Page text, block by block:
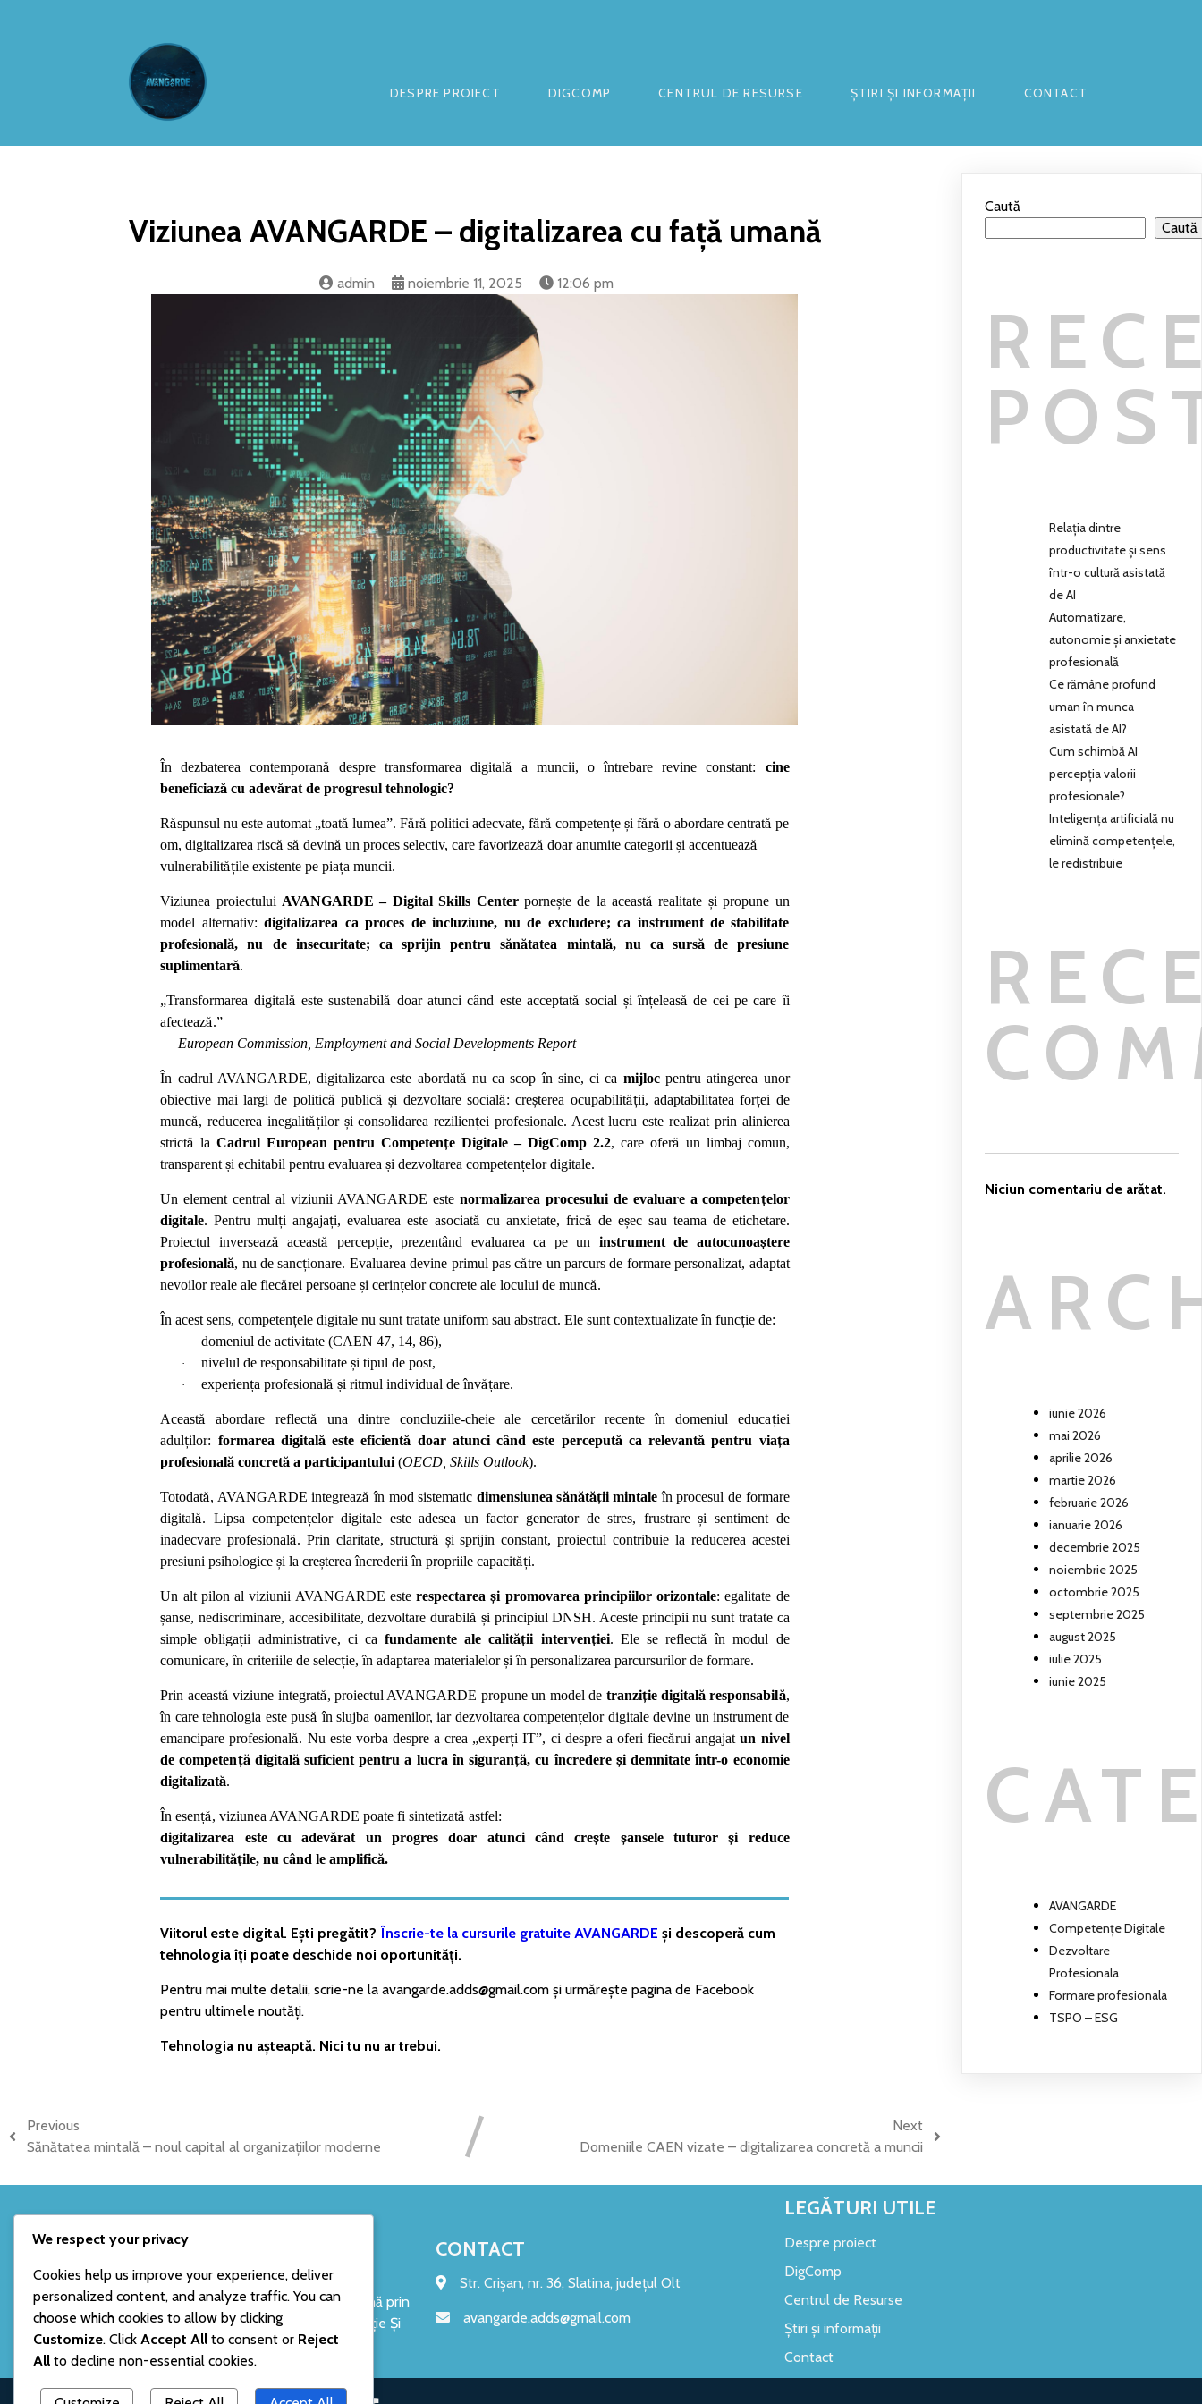
DESPRE PROIECT DIGCOMP CENTRUL DE RESURSE ȘTIRI ȘI INFORMAȚII CONTACT
Viziunea AVANGARDE – digitalizarea cu față umană
admin noiembrie 11, 2025 12:06 pm
În dezbaterea contemporană despre transformarea digitală a muncii, o întrebare revine constant:
cine
beneficiază cu adevărat de progresul tehnologic?
Răspunsul nu este automat „toată lumea”. Fără politici adecvate, fără competențeși fără o abordare centrată pe
om, digitalizarea riscă să devină un proces selectiv, care favorizează doar anumite categoriiși accentuează
vulnerabilitățile existente pe piața muncii.
Viziunea proiectului AVANGARDE – Digital Skills Center pornește de la această realitate și propune un
model alternativ: digitalizarea ca proces de incluziune, nu de excludere; ca instrument de stabilitate
profesională, nu de insecuritate; ca sprijin pentru sănătatea mintală, nu ca sursă de presiune
suplimentară.
„Transformarea digitală este sustenabilă doar atunci când este acceptată social și înțeleasă de cei pe care îi
afectează.”
— European Commission, Employment and Social Developments Report
În cadrul AVANGARDE, digitalizarea este abordată nu ca scop în sine, ci ca mijloc pentru atingerea unor
obiective mai largi de politică publică și dezvoltare socială: creșterea ocupabilității, adaptabilitatea forței de
muncă, reducerea inegalităților și consolidarea rezilienței profesionale. Acest lucru este realizat prin alinierea
strictă la Cadrul European pentru Competențe Digitale – DigComp 2.2, care oferă un limbaj comun,
transparentși echitabil pentru evaluareași dezvoltarea competențelor digitale.
Un element central al viziunii AVANGARDE este normalizarea procesului de evaluare a competențelor
digitale. Pentru mulți angajați, evaluarea este asociată cu anxietate, frică de eșec sau teama de etichetare.
Proiectul inversează această percepție, prezentând evaluarea ca pe un instrument de autocunoaștere
profesională, nu de sancționare. Evaluarea devine primul pas către un parcurs de formare personalizat, adaptat
nevoilor reale ale fiecărei persoaneși cerințelor concrete ale locului de muncă.
În acest sens, competențele digitale nu sunt tratate uniform sau abstract. Ele sunt contextualizate în funcție de:
· domeniul de activitate (CAEN 47, 14, 86),
· nivelul de responsabilitateși tipul de post,
· experiența profesională și ritmul individual de învățare.
Această abordare reflectă una dintre concluziile-cheie ale cercetărilor recente în domeniul educației
adulților: formarea digitalăeste eficientă doar atunci când este perceputăca relevantă pentru viața
profesională concretă a participantului (OECD, Skills Outlook).
Totodată, AVANGARDE integrează în mod sistematic dimensiunea sănătății mintale în procesul de formare
digitală. Lipsa competențelor digitale este adesea un factor generator de stres, frustrareși sentiment de
inadecvare profesională. Prin claritate, structură și sprijin constant, proiectul contribuie la reducerea acestei
presiuni psihologiceși la creșterea încrederii în propriile capacități.
Un alt pilon al viziunii AVANGARDE este respectareași promovarea principiilor orizontale: egalitate de
șanse, nediscriminare, accesibilitate, dezvoltare durabilă și principiul DNSH. Aceste principii nu sunt tratate ca
simple obligații administrative, ci ca fundamente ale calității intervenției. Ele se reflectă în modul de
comunicare, în criteriile de selecție, în adaptarea materialelorși în personalizarea parcursurilor de formare.
Prin această viziune integrată, proiectul AVANGARDE propune un model de tranziție digitală responsabilă,
în care tehnologia este pusă în slujba oamenilor, iar dezvoltarea competențelor digitale devine un instrument de
emancipare profesională. Nu este vorba despre a crea „experți IT”, ci despre a oferi fiecărui angajat un nivel
de competențădigitalăsuficient pentru a lucra în siguranță, cu încredere și demnitate într-o economie
digitalizată.
În esență, viziunea AVANGARDE poate fi sintetizată astfel:
digitalizarea este cu adevărat un progres doar atunci când crește șansele tuturorși reduce
vulnerabilitățile, nu când le amplifică.
Viitorul este digital. Ești pregătit? Înscrie-te la cursurile gratuite AVANGARDE și descoperă cum
tehnologia îți poate deschide noi oportunități.
Pentru mai multe detalii, scrie-ne la avangarde.adds@gmail.com și urmărește pagina de Facebook
pentru ultimele noutăți.
Tehnologia nu așteaptă. Nici tu nu ar trebui.
Previous
Sănătatea mintală – noul capital al organizațiilor moderne
Next
Domeniile CAEN vizate – digitalizarea concretă a muncii
Caută
Caută
Relația dintre
productivitate și sens
într-o cultură asistată
de AI
Automatizare,
autonomie și anxietate
profesională
Ce rămâne profund
uman în munca
asistată de AI?
Cum schimbă AI
percepția valorii
profesionale?
Inteligența artificială nu
elimină competențele,
le redistribuie
Niciun comentariu de arătat.
iunie 2026
mai 2026
aprilie 2026
martie 2026
februarie 2026
ianuarie 2026
decembrie 2025
noiembrie 2025
octombrie 2025
septembrie 2025
august 2025
iulie 2025
iunie 2025
AVANGARDE
Competențe Digitale
Dezvoltare
Profesionala
Formare profesionala
TSPO – ESG
AVANGARDE
Proiectul este cofinanțat de Uniunea Europeană prin
Fondul Social European+ prin Programul Educație Și
Ocupare 2021-2027.
CONTACT
Str. Crișan, nr. 36, Slatina, județul Olt
avangarde.adds@gmail.com
LEGĂTURI UTILE
Despre proiect
DigComp
Centrul de Resurse
Știri și informații
Contact
We respect your privacy
Cookies help us improve your experience, deliver
personalized content, and analyze traffic. You can
choose which cookies to allow by clicking
Customize. Click Accept All to consent or Reject
All to decline non-essential cookies.